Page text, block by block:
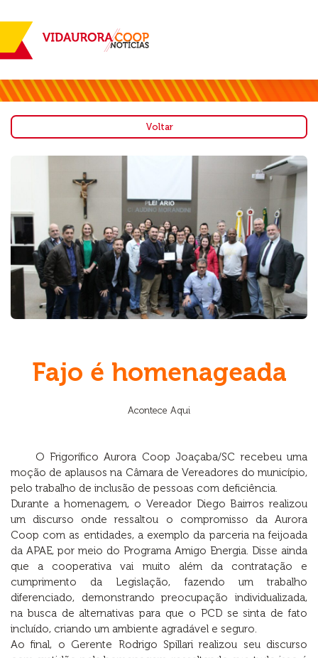
Voltar
Fajo é homenageada
Acontece Aqui
O Frigorífico Aurora Coop Joaçaba/SC recebeu uma
moção de aplausos na Câmara de Vereadores do município,
pelo trabalho de inclusão de pessoas com deficiência.
Durante a homenagem, o Vereador Diego Bairros realizou
um discurso onde ressaltou o compromisso da Aurora
Coop com as entidades, a exemplo da parceria na feijoada
da APAE, por meio do Programa Amigo Energia. Disse ainda
que a cooperativa vai muito além da contratação e
cumprimento da Legislação, fazendo um trabalho
diferenciado, demonstrando preocupação individualizada,
na busca de alternativas para que o PCD se sinta de fato
incluído, criando um ambiente agradável e seguro.
Ao final, o Gerente Rodrigo Spillari realizou seu discurso